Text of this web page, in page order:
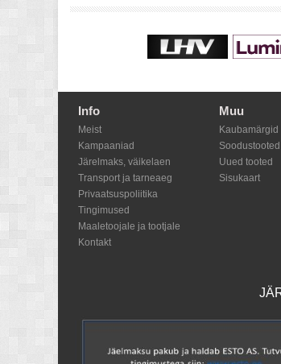
Info
Meist
Kampaaniad
Järelmaks, väikelaen
Transport ja tarneaeg
Privaatsuspoliitika
Tingimused
Maaletoojale ja tootjale
Kontakt
Muu
Kaubamärgid
Soodustooted
Uued tooted
Sisukaart